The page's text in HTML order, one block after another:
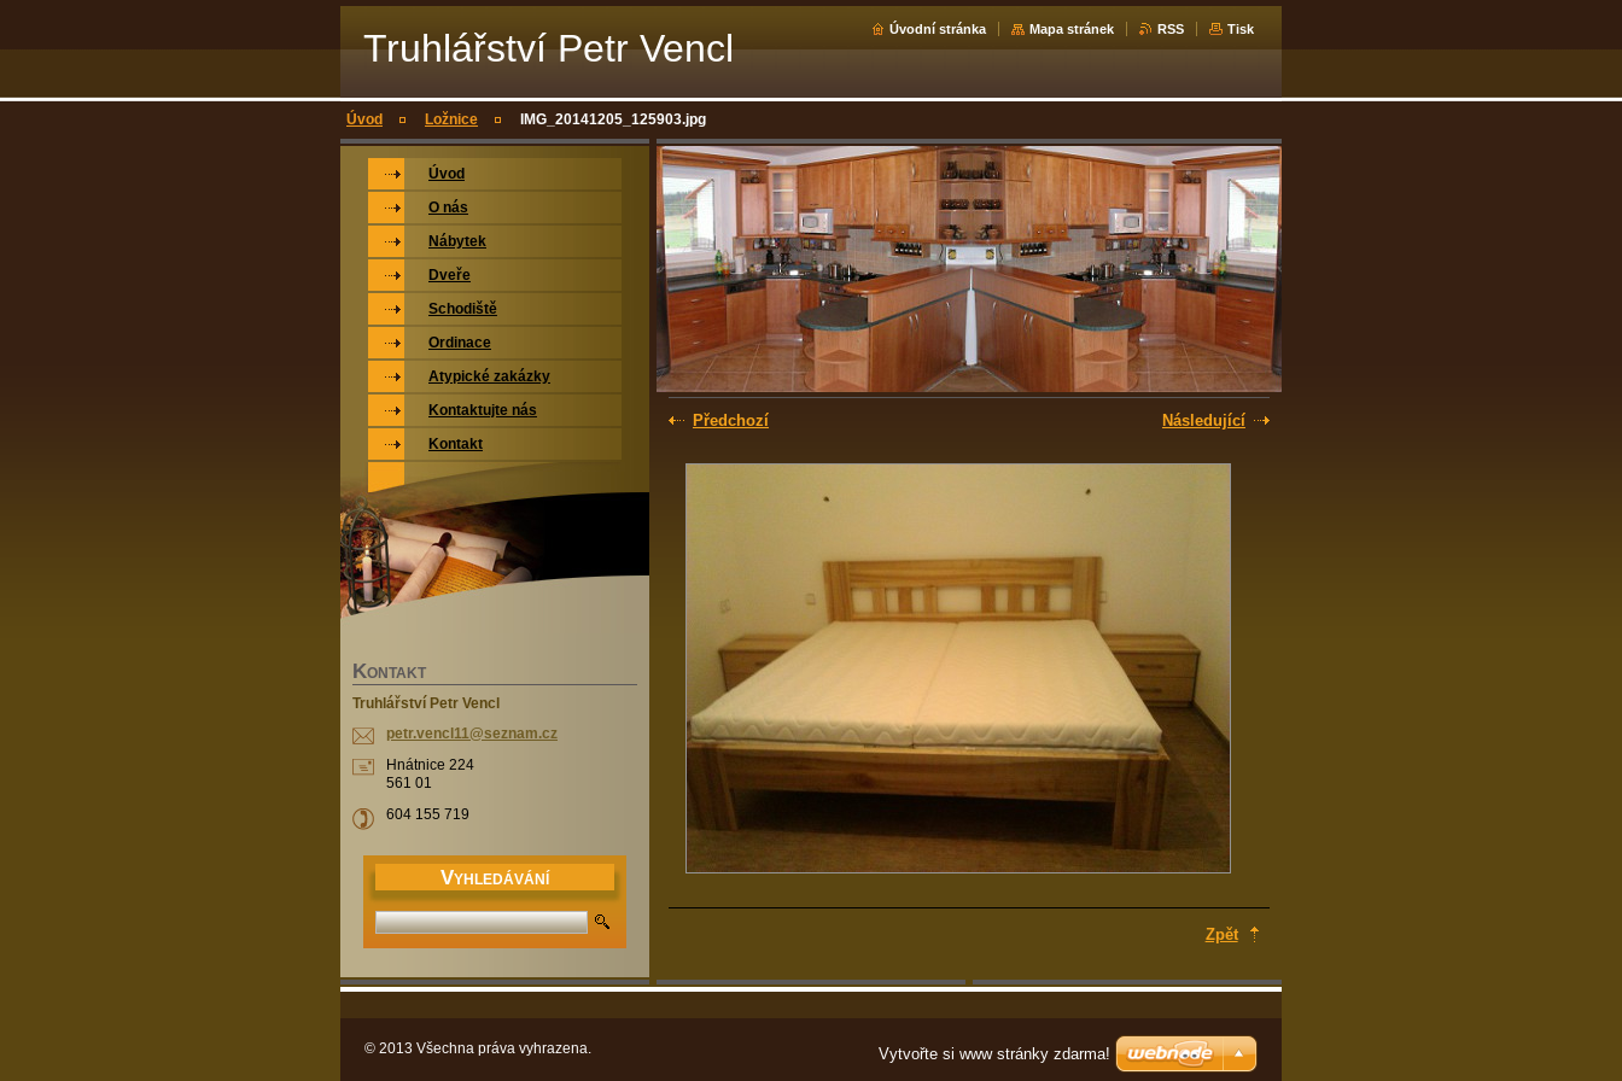
Truhlářství Petr Vencl Úvodní stránka Mapa stránek RSS Tisk
Úvod Ložnice IMG_20141205_125903.jpg
Předchozí Následující
Zpět
Úvod
O nás
Nábytek
Dveře
Schodiště
Ordinace
Atypické zakázky
Kontaktujte nás
Kontakt
KONTAKT
Truhlářství Petr Vencl
petr.vencl11@seznam.cz
Hnátnice 224
561 01
604 155 719
VYHLEDÁVÁNÍ
© 2013 Všechna práva vyhrazena. Vytvořte si www stránky zdarma!